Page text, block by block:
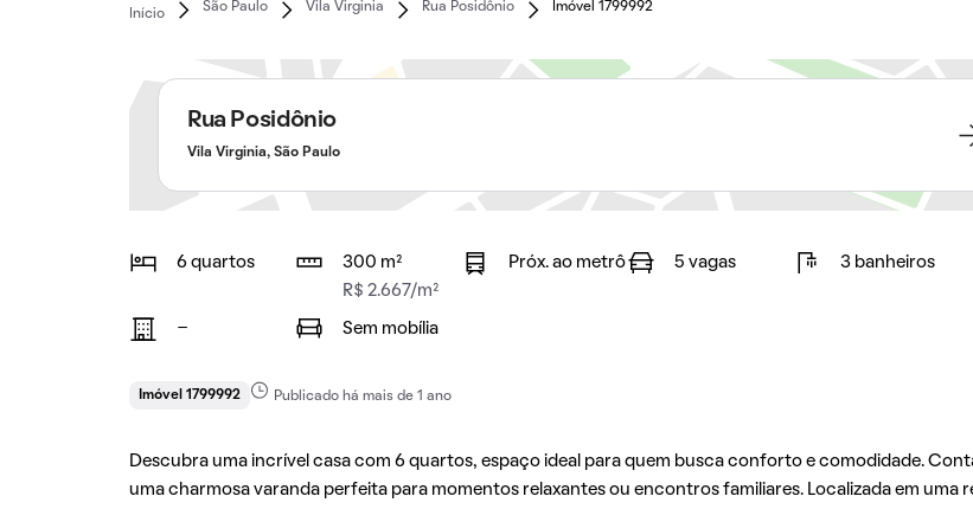
Início
São Paulo Vila Virginia Rua Posidônio Imóvel 1799992
Rua Posidônio
Vila Virginia, São Paulo
6 quartos
300 m²
R$ 2.667/m²
Próx. ao metrô 5 vagas 3 banheiros
- Sem mobília
Imóvel 1799992 Publicado há mais de 1 ano
Descubra uma incrível casa com 6 quartos, espaço ideal para quem busca conforto e comodidade.
uma charmosa varanda perfeita para momentos relaxantes ou encontros familiares. Localizada em uma